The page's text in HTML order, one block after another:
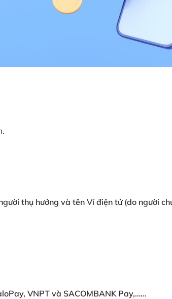
thụ hưởng và tên Ví điện tử (do người
VNPT và SACOMBANK Pay,……